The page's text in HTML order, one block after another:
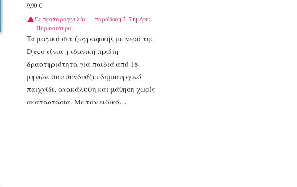
9,90€
Σε προπαραγγελία — παράδοση 2–7 ημέρες.
Περισσότερα
Το μαγικό σετ ζωγραφικής με νερό της
Djeco είναι η ιδανική πρώτη
δραστηριότητα για παιδιά από 18
μηνών, που συνδυάζει δημιουργικό
παιχνίδι, ανακάλυψη και μάθηση χωρίς
ακαταστασία. Με τον ειδικό…